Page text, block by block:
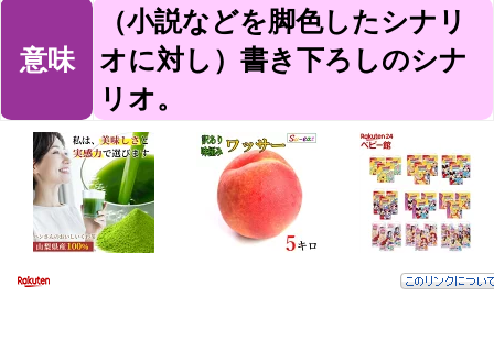
意味
（小説などを脚色したシナリ
オに対し）書き下ろしのシナ
リオ。